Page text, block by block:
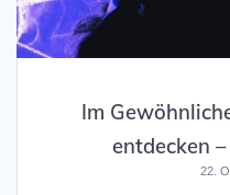
Im
entdecken
22.